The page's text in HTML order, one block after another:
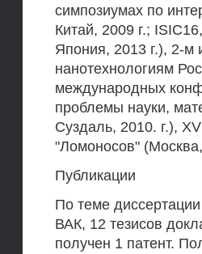
симпозиумах по
Китай, 2009 г.;
Япония, 2013 г.), 2-
нанотехнологиям
международных
проблемы науки,
Суздаль, 2010. г.),
"Ломоносов"
Публикации
По теме
ВАК, 12 тезисов
получен 1 патент.